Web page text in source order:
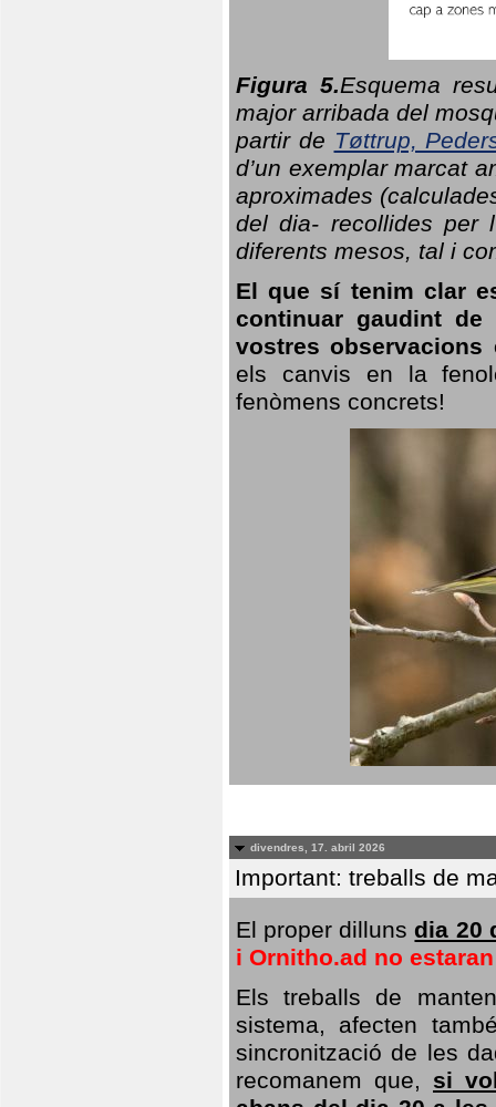
Figura 5.Esquema
major arribada del
partir de Tøttrup,
d’un exemplar marcat
aproximades
del dia- recollides per
diferents mesos, tal i
El que sí tenim clar
continuar gaudint
vostres
els canvis en la
fenòmens concrets!
divendres, 17. abril 2026
Important: treballs de
El proper dilluns dia 20
i Ornitho.ad no
Els treballs de
sistema, afecten
sincronització de les
recomanem que, si